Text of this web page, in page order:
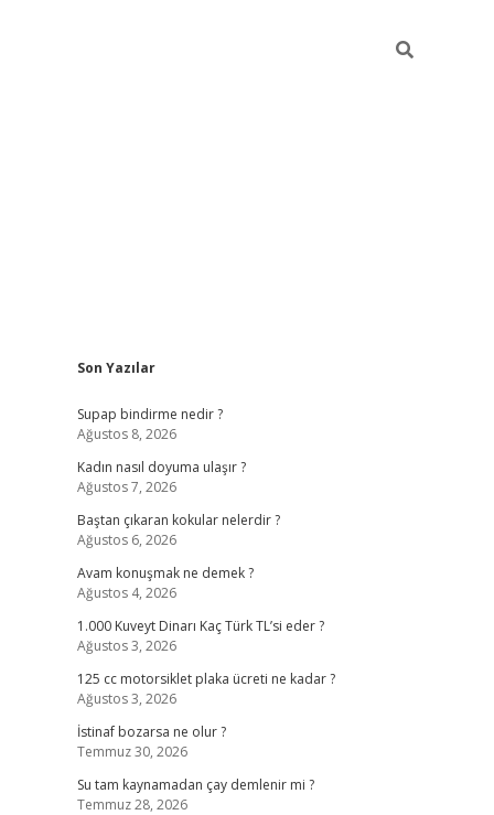
Sidebar
Son Yazılar
Supap bindirme nedir ?
Ağustos 8, 2026
Kadın nasıl doyuma ulaşır ?
Ağustos 7, 2026
Baştan çıkaran kokular nelerdir ?
Ağustos 6, 2026
Avam konuşmak ne demek ?
Ağustos 4, 2026
1.000 Kuveyt Dinarı Kaç Türk TL’si eder ?
Ağustos 3, 2026
125 cc motorsiklet plaka ücreti ne kadar ?
Ağustos 3, 2026
İstinaf bozarsa ne olur ?
Temmuz 30, 2026
Su tam kaynamadan çay demlenir mi ?
Temmuz 28, 2026